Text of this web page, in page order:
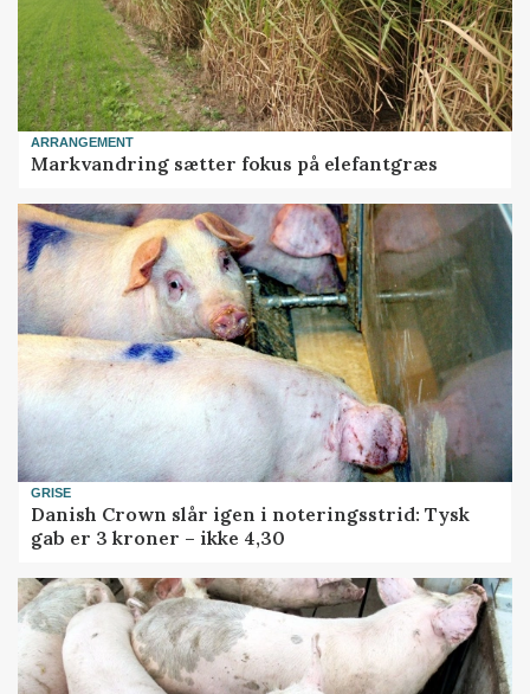
ARRANGEMENT
Markvandring sætter fokus på elefantgræs
GRISE
Danish Crown slår igen i noteringsstrid: Tysk
gab er 3 kroner – ikke 4,30